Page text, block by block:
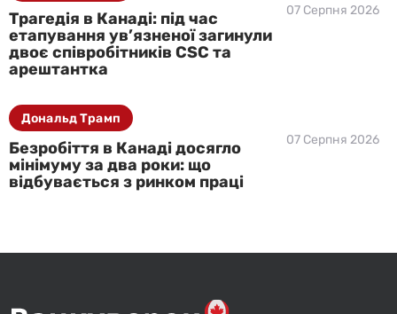
Трагедія в Канаді: під час
етапування ув’язненої загинули
двоє співробітників CSC та
арештантка
07 Серпня 2026
Безробіття в Канаді досягло
мінімуму за два роки: що
відбувається з ринком праці
07 Серпня 2026
Дональд Трамп